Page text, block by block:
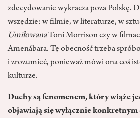
zdecydowanie wykracza poza Polskę.
wszędzie: w filmie, w literaturze, w
UmiłowanaToni Morrison czy w
Amenábara. Tę obecność trzeba
i zrozumieć, ponieważ mówi ona coś
kulturze.
Duchy są fenomenem, który wiąże
objawiają się wyłącznie konkretnym